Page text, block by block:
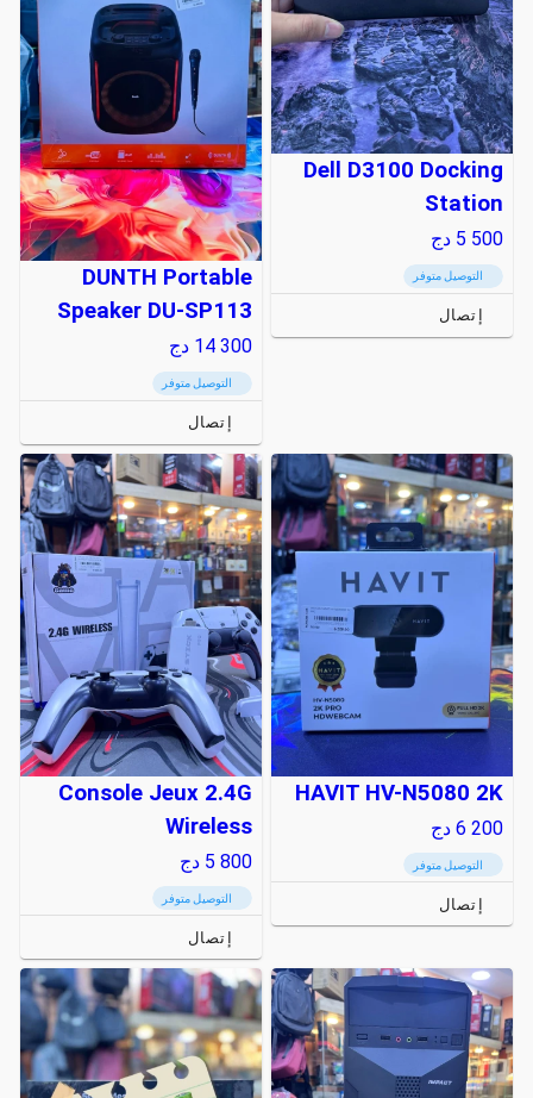
Dell D3100 Docking
Station
5 500 دج
التوصيل متوفر
إتصال
DUNTH Portable
Speaker DU-SP113
14 300 دج
التوصيل متوفر
إتصال
HAVIT HV-N5080 2K
6 200 دج
التوصيل متوفر
إتصال
Console Jeux 2.4G
Wireless
5 800 دج
التوصيل متوفر
إتصال